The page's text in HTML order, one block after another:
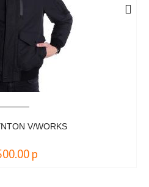
V/WORKS
р